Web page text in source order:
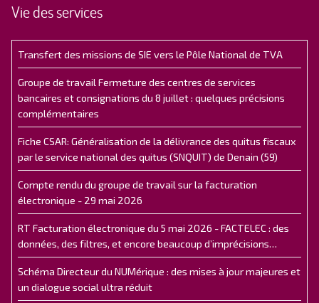
Vie des services
Transfert des missions de SIE vers le Pôle National de TVA
Groupe de travail Fermeture des centres de services
bancaires et consignations du 8 juillet : quelques précisions
complémentaires
Fiche CSAR: Généralisation de la délivrance des quitus fiscaux
par le service national des quitus (SNQUIT) de Denain (59)
Compte rendu du groupe de travail sur la facturation
électronique - 29 mai 2026
RT Facturation électronique du 5 mai 2026 - FACTELEC : des
données, des filtres, et encore beaucoup d’imprécisions…
Schéma Directeur du NUMérique : des mises à jour majeures et
un dialogue social ultra réduit